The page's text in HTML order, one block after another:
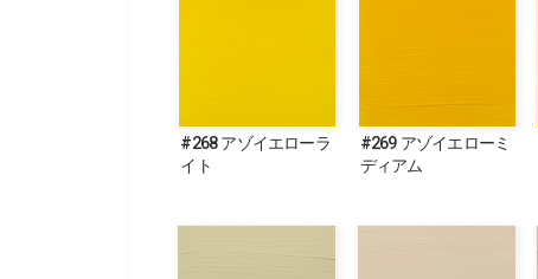
#268 アゾイエローラ
イト
#269 アゾイエローミ
ディアム